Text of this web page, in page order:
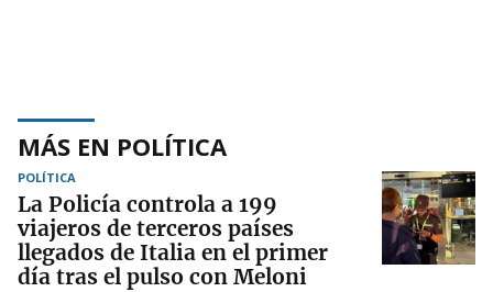
MÁS EN POLÍTICA
POLÍTICA
La Policía controla a 199
viajeros de terceros países
llegados de Italia en el primer
día tras el pulso con Meloni